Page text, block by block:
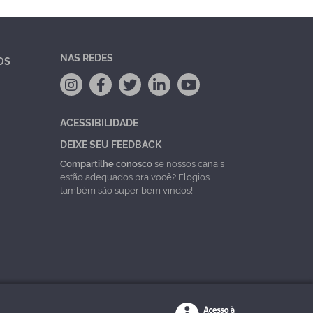
NAS REDES
ACESSIBILIDADE
DEIXE SEU FEEDBACK
Compartilhe conoscose nossos canais
estão adequados pra você? Elogios
também são super bem vindos!